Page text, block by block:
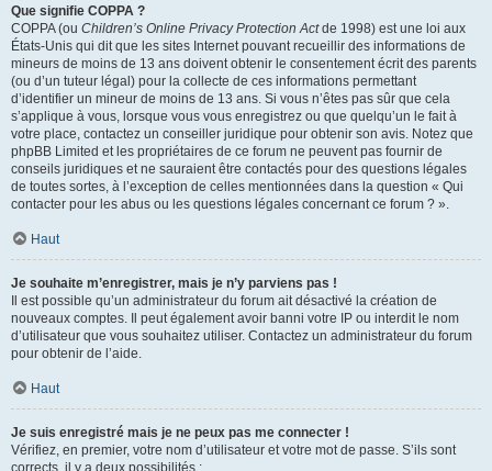
Que signifie COPPA ?
COPPA (ou Children’s Online Privacy Protection Actde 1998) est une loi aux
États-Unis qui dit que les sites Internet pouvant recueillir des informations de
mineurs de moins de 13 ans doivent obtenir le consentement écrit des parents
(ou d’un tuteur légal) pour la collecte de ces informations permettant
d’identifier un mineur de moins de 13 ans. Si vous n’êtes pas sûr que cela
s’applique à vous, lorsque vous vous enregistrez ou que quelqu’un le fait à
votre place, contactez un conseiller juridique pour obtenir son avis. Notez que
phpBB Limited et les propriétaires de ce forum ne peuvent pas fournir de
conseils juridiques et ne sauraient être contactés pour des questions légales
de toutes sortes, à l’exception de celles mentionnées dans la question « Qui
contacter pour les abus ou les questions légales concernant ce forum ? ».
Haut
Je souhaite m’enregistrer, mais je n’y parviens pas !
Il est possible qu’un administrateur du forum ait désactivé la création de
nouveaux comptes. Il peut également avoir banni votre IP ou interdit le nom
d’utilisateur que vous souhaitez utiliser. Contactez un administrateur du forum
pour obtenir de l’aide.
Haut
Je suis enregistré mais je ne peux pas me connecter !
Vérifiez, en premier, votre nom d’utilisateur et votre mot de passe. S’ils sont
corrects, il y a deux possibilités :